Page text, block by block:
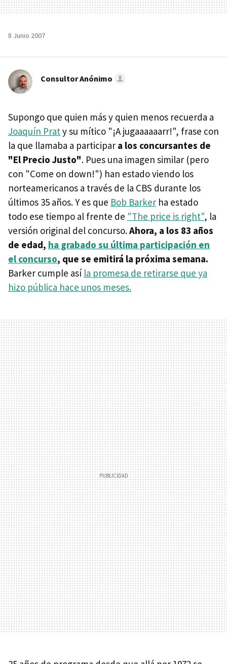
8 Junio 2007
Consultor Anónimo
Supongo que quien más y quien menos recuerda a
Joaquín Praty su mítico "¡A jugaaaaaarr!", frase con
la que llamaba a participar a los concursantes de
"El Precio Justo". Pues una imagen similar (pero
con "Come on down!") han estado viendo los
norteamericanos a través de la CBS durante los
últimos 35 años. Y es que Bob Barker ha estado
todo ese tiempo al frente de "The price is right", la
versión original del concurso.Ahora, a los 83 años
de edad, ha grabado su última participación en
el concurso, que se emitirá la próxima semana.
Barker cumple así la promesa de retirarse que ya
hizo pública hace unos meses.